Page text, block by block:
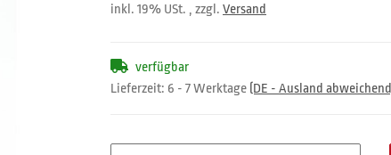
inkl. 19% USt. , zzgl. Versand
verfügbar
Lieferzeit: 6 - 7 Werktage (DE - Ausland abweichend)